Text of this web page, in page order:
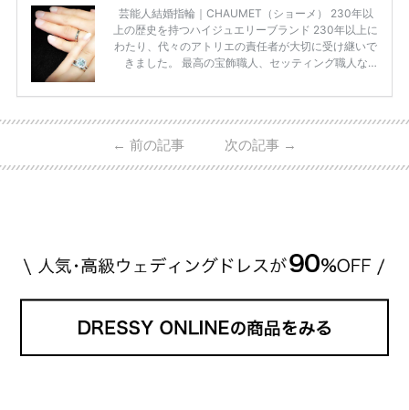
芸能人結婚指輪｜CHAUMET（ショーメ） 230年以
上の歴史を持つハイジュエリーブランド 230年以上に
わたり、代々のアトリエの責任者が大切に受け継いで
きました。 最高の宝飾職人、セッティング職人な
高品質の宝石を扱っています。 至高のデザインと品
ん・魔裟斗さんの婚約指輪 魔裟斗さんが矢沢さんに
贈られた指輪は1カラットのものです。 ショーメの価
← 前の記事 次の記事 →